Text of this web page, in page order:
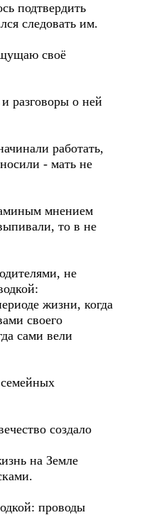
подтвердить
следовать им.
своё
разговоры о ней
работать,
- мать не
мнением
то в не
не
жизни, когда
своего
сами вели
создало
на Земле
проводы